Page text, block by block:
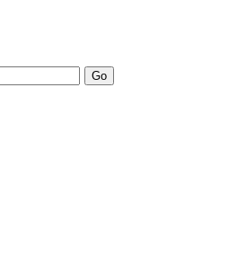
รับโพสต์ลงเว็บขายบ้าน ที่ดิน อสัง
แตกต่างกว่า
ราคาถูก อสังหา ทีดิน โพสต์ลงเว็บ
า เน้นผลงาน รับรองคุณภาพ ติดกู
เดียวในไทย